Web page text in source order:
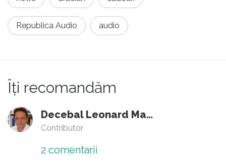
Republica Audio audio
Îți recomandăm
Decebal Leonard Marin
Contributor
2 comentarii